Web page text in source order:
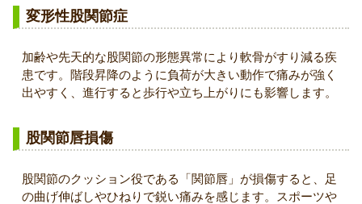
変形性股関節症
加齢や先天的な股関節の形態異常により軟骨がすり減る疾
患です。階段昇降のように負荷が大きい動作で痛みが強く
出やすく、進行すると歩行や立ち上がりにも影響します。
股関節唇損傷
股関節のクッション役である「関節唇」が損傷すると、足
の曲げ伸ばしやひねりで鋭い痛みを感じます。スポーツや